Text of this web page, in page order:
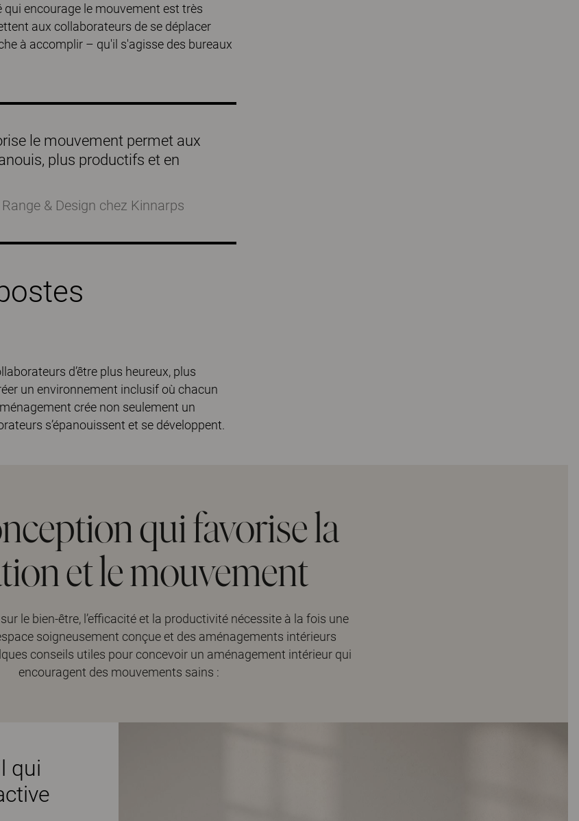
encourage le mouvement est très
aux collaborateurs de se déplacer
à accomplir – qu'il s'agisse des bureaux
le mouvement permet aux
plus productifs et en
& Design chez Kinnarps
d’être plus heureux, plus
un environnement inclusif où chacun
crée non seulement un
s’épanouissent et se développent.
qui favorise la
et le mouvement
le bien-être, l’efficacité et la productivité nécessite à la fois une
soigneusement conçue et des aménagements intérieurs
conseils utiles pour concevoir un aménagement intérieur qui
encouragent des mouvements sains :
qui